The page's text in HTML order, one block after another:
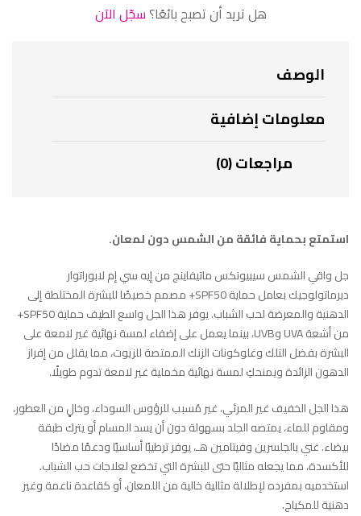
هل تريد أن تصبح بائعًا؟سجّل الآن
الوصف
معلومات إضافية
مراجعات (0)
استمتع بحماية فائقة من الشمس دون لمعان.
جل واقي الشمس سيبيونكس ماتيفاينج من إيه سي إم لابوراتوار
ديرماتولوجيك بعامل حماية SPF50+ مصمم خصيصًا للبشرة المختلطة إلى
الدهنية والمعرضة لحب الشباب. يوفر هذا الجل واسع الطيف حماية SPF50+
من أشعة UVA وUVB، بينما يعمل على إضفاء لمسة نهائية غير لامعة على
البشرة بفضل التلك وغلوكونات الزنك الممتصة للزيوت، مما يقلل من إفراز
الدهون الزائدة ويمنحكِ لمسة نهائية مخملية غير لامعة تدوم طويلًا.
هذا الجل الخفيف غير المرئي، غير مُسبب للرؤوس السوداء، وخالٍ من العطور،
ومقاوم للماء، يمتصه الجلد بسهولة دون أن يسد المسام أو يترك طبقة
بيضاء. غني بالجلسرين وفيتامين هـ، يوفر ترطيبًا أساسيًا ودعمًا مضادًا
للأكسدة، مما يجعله مثاليًا حتى للبشرة التي تخضع لعلاجات حب الشباب.
استخدميه بمفرده لإطلالة مثالية خالية من اللمعان، أو كقاعدة ناعمة وغير
دهنية للمكياج.